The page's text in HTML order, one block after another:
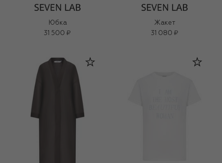
Юбка
31 500 ₽
Жакет
31 080 ₽